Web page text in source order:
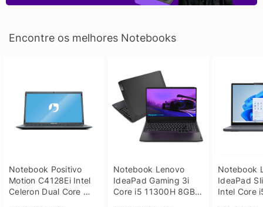
Encontre os melhores Notebooks
Notebook Positivo
Motion C4128Ei Intel
Celeron Dual Core
Notebook Lenovo
IdeaPad Gaming 3i
Core i5 11300H 8GB
Notebook
IdeaPad
Intel Core